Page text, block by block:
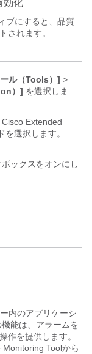
効化
ブにすると、品質
されます。
ル（Tools）] >
）] を選択しま
Cisco Extended
選択します。
ックスをオンにし
内のアプリケーシ
能は、アラームを
作を提供します。
Toolから